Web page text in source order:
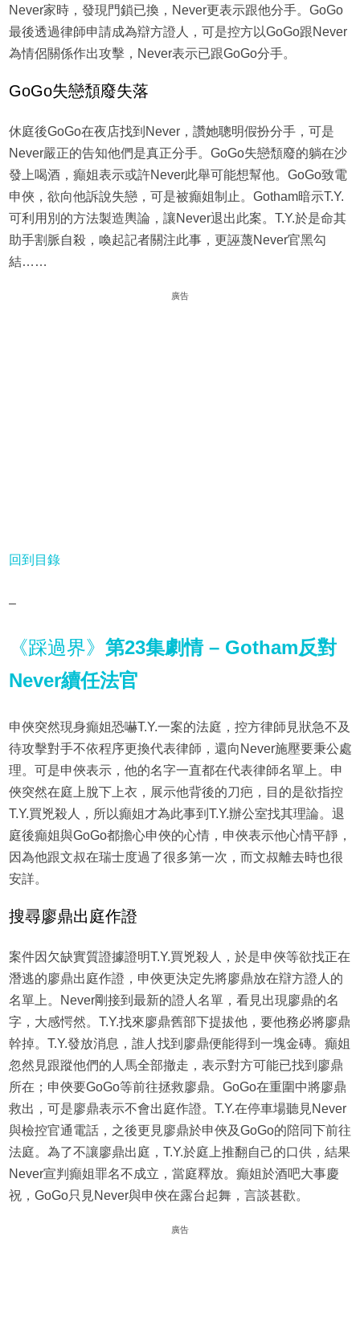
Never家時，發現門鎖已換，Never更表示跟他分手。GoGo
最後透過律師申請成為辯方證人，可是控方以GoGo跟Never
為情侶關係作出攻擊，Never表示已跟GoGo分手。
GoGo失戀頹廢失落
休庭後GoGo在夜店找到Never，讚她聰明假扮分手，可是
Never嚴正的告知他們是真正分手。GoGo失戀頹廢的躺在沙
發上喝酒，癲姐表示或許Never此舉可能想幫他。GoGo致電
申俠，欲向他訴說失戀，可是被癲姐制止。Gotham暗示T.Y.
可利用別的方法製造輿論，讓Never退出此案。T.Y.於是命其
助手割脈自殺，喚起記者關注此事，更誣蔑Never官黑勾
結……
廣告
回到目錄
–
《踩過界》 第23集劇情 – Gotham反對
Never續任法官
申俠突然現身癲姐恐嚇T.Y.一案的法庭，控方律師見狀急不及
待攻擊對手不依程序更換代表律師，還向Never施壓要秉公處
理。可是申俠表示，他的名字一直都在代表律師名單上。申
俠突然在庭上脫下上衣，展示他背後的刀疤，目的是欲指控
T.Y.買兇殺人，所以癲姐才為此事到T.Y.辦公室找其理論。退
庭後癲姐與GoGo都擔心申俠的心情，申俠表示他心情平靜，
因為他跟文叔在瑞士度過了很多第一次，而文叔離去時也很
安詳。
搜尋廖鼎出庭作證
案件因欠缺實質證據證明T.Y.買兇殺人，於是申俠等欲找正在
潛逃的廖鼎出庭作證，申俠更決定先將廖鼎放在辯方證人的
名單上。Never剛接到最新的證人名單，看見出現廖鼎的名
字，大感愕然。T.Y.找來廖鼎舊部下提拔他，要他務必將廖鼎
幹掉。T.Y.發放消息，誰人找到廖鼎便能得到一塊金磚。癲姐
忽然見跟蹤他們的人馬全部撤走，表示對方可能已找到廖鼎
所在；申俠要GoGo等前往拯救廖鼎。GoGo在重圍中將廖鼎
救出，可是廖鼎表示不會出庭作證。T.Y.在停車場聽見Never
與檢控官通電話，之後更見廖鼎於申俠及GoGo的陪同下前往
法庭。為了不讓廖鼎出庭，T.Y.於庭上推翻自己的口供，結果
Never宣判癲姐罪名不成立，當庭釋放。癲姐於酒吧大事慶
祝，GoGo只見Never與申俠在露台起舞，言談甚歡。
廣告